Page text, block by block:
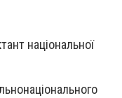
національної